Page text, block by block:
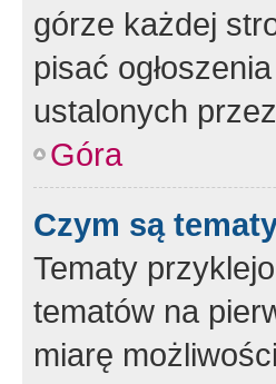
górze każdej
pisać
ustalonych
Góra
Czym są
Tematy
tematów na
miarę